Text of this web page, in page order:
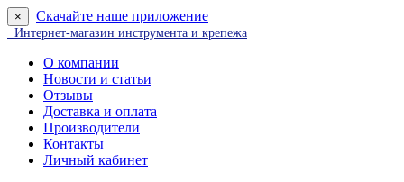
× Скачайте наше приложение
Интернет-магазин инструмента и крепежа
О компании
Новости и статьи
Отзывы
Доставка и оплата
Производители
Контакты
Личный кабинет